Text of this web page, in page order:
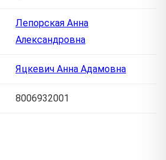
Лепорская Анна
Александровна
Яцкевич Анна Адамовна
8006932001